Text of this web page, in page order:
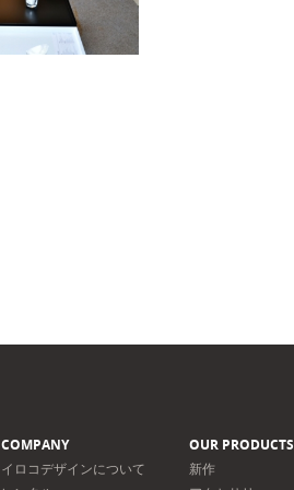
COMPANY
イロコデザインについて
OUR PRODUCTS
新作